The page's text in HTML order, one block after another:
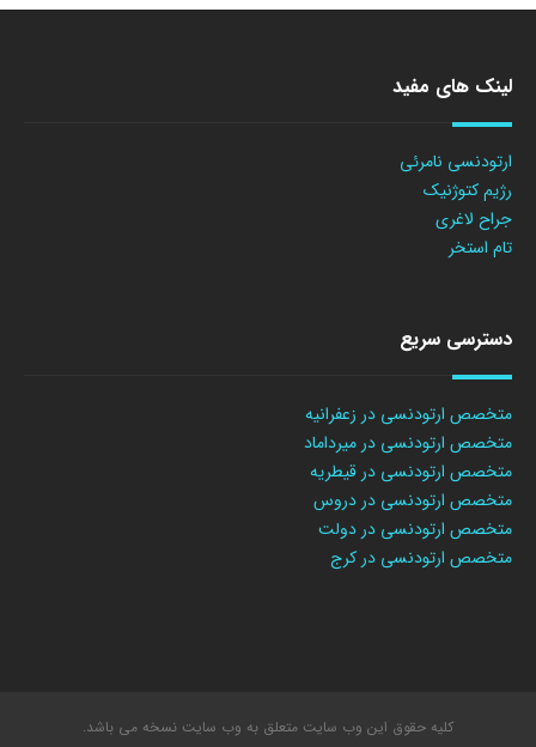
لینک های مفید
ارتودنسی نامرئی
رژیم کتوژنیک
جراح لاغری
تام استخر
دسترسی سریع
متخصص ارتودنسی در زعفرانیه
متخصص ارتودنسی در میرداماد
متخصص ارتودنسی در قیطریه
متخصص ارتودنسی در دروس
متخصص ارتودنسی در دولت
متخصص ارتودنسی در کرج
کلیه حقوق این وب سایت متعلق به وب سایت نسخه می باشد.